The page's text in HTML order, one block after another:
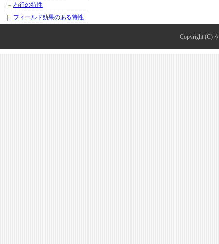
わ行の特性
フィールド効果のある特性
Copyright (C)